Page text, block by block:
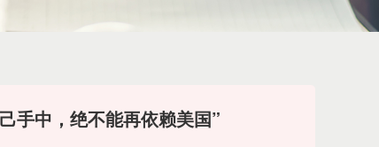
手中，绝不能再依赖美国”